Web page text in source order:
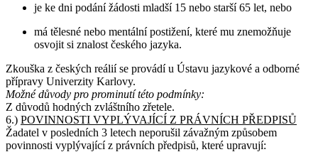
je ke dni podání žádosti mladší 15 nebo starší 65 let, nebo
má tělesné nebo mentální postižení, které mu znemožňuje
osvojit si znalost českého jazyka.
Zkouška z českých reálií se provádí u Ústavu jazykové a odborné
přípravy Univerzity Karlovy.
Možné důvody pro prominutí této podmínky:
Z důvodů hodných zvláštního zřetele.
6.) POVINNOSTI VYPLÝVAJÍCÍ Z PRÁVNÍCH PŘEDPISŮ
Žadatel v posledních 3 letech neporušil závažným způsobem
povinnosti vyplývající z právních předpisů, které upravují: